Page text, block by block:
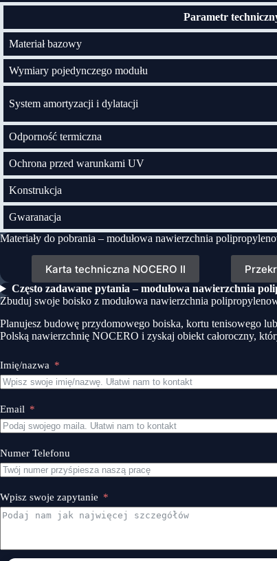
Parametr
Materiał bazowy
Wymiary pojedynczego modułu
System amortyzacji i dylatacji
Odporność termiczna
Ochrona przed warunkami UV
Konstrukcja
Gwaranacja
Materiały do pobrania – modułowa nawierzchnia
Karta techniczna NOCERO II
Często zadawane pytania – modułowa nawierzchnia
Zbuduj swoje boisko z modułowa nawierzchnia
Planujesz budowę przydomowego boiska, kortu tenisowego
Polską nawierzchnię NOCERO i zyskaj obiekt całoroczny,
Imię/nazwa
Email
Numer Telefonu
Wpisz swoje zapytanie